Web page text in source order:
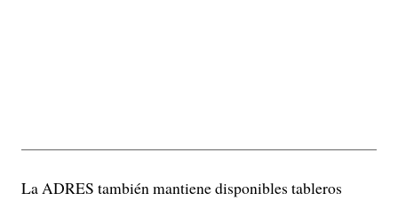
La ADRES también mantiene disponibles tableros